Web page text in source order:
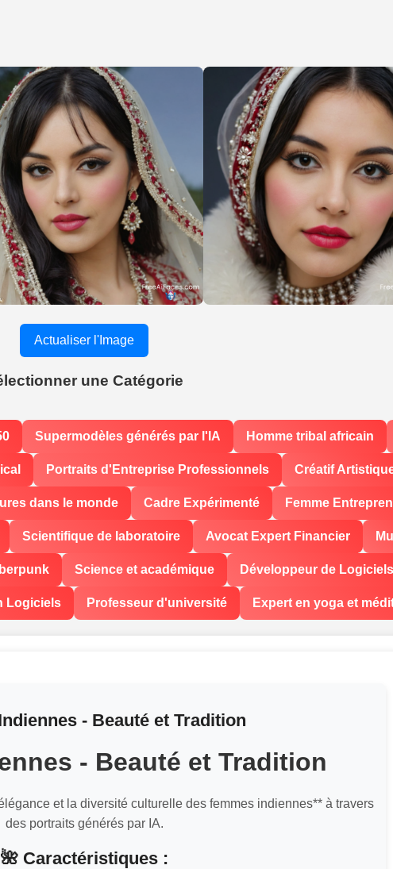
Actualiser l'Image
une Catégorie
Supermodèles générés par l'IA Homme tribal africain
Portraits d'Entreprise Professionnels Créatif
dans le monde Cadre Expérimenté Femme
Scientifique de laboratoire Avocat Expert Financier
Science et académique Développeur de Logiciels
Logiciels Professeur d'université Expert en yoga et
- Beauté et Tradition
- Beauté et Tradition
et la diversité culturelle des femmes indiennes** à travers
des portraits générés par IA.
🌺 Caractéristiques :